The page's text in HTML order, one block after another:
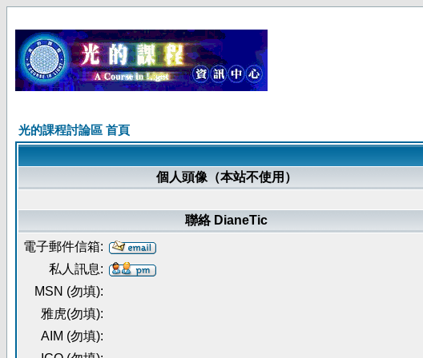
光的課程討論區 首頁
個人頭像（本站不使用）
聯絡 DianeTic
電子郵件信箱:
私人訊息:
MSN (勿填):
雅虎(勿填):
AIM (勿填):